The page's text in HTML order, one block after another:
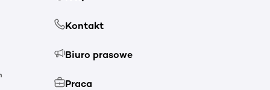
Kontakt
Biuro prasowe
Praca